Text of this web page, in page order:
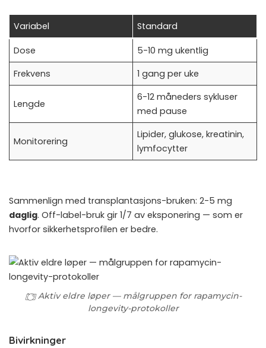
Variabel Standard
Dose
5-10 mg ukentlig
Frekvens
1 gang per uke
Lengde
6-12 måneders sykluser
med pause
Monitorering
Lipider, glukose, kreatinin,
lymfocytter
Sammenlign med transplantasjons-bruken: 2-5 mg
daglig. Off-label-bruk gir 1/7 av eksponering — som er
hvorfor sikkerhetsprofilen er bedre.
Aktiv eldre løper — målgruppen for rapamycin-
longevity-protokoller
Bivirkninger